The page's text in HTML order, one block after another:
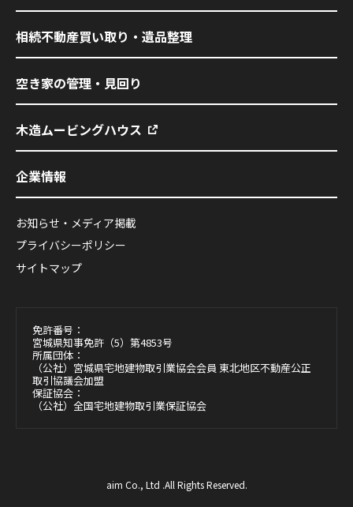
相続不動産買い取り・遺品整理
空き家の管理・見回り
木造ムービングハウス
企業情報
お知らせ・メディア掲載
プライバシーポリシー
サイトマップ
免許番号：
宮城県知事免許（5）第4853号
所属団体：
（公社）宮城県宅地建物取引業協会会員 東北地区不動産公正
取引協議会加盟
保証協会：
（公社）全国宅地建物取引業保証協会
aim Co., Ltd .All Rights Reserved.